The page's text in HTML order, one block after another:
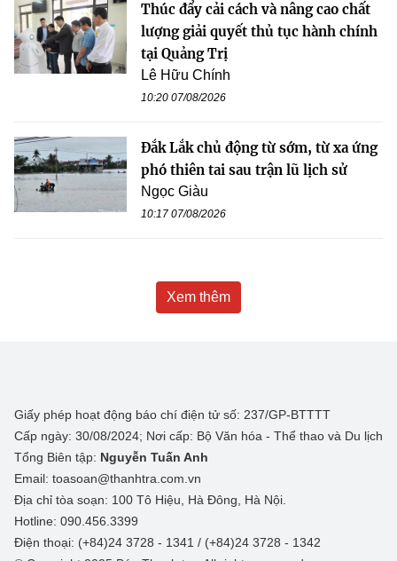
Thúc đẩy cải cách và nâng cao chất
lượng giải quyết thủ tục hành chính
tại Quảng Trị
Lê Hữu Chính
10:20 07/08/2026
Đắk Lắk chủ động từ sớm, từ xa ứng
phó thiên tai sau trận lũ lịch sử
Ngọc Giàu
10:17 07/08/2026
Xem thêm
Giấy phép hoạt động báo chí điện tử số: 237/GP-BTTTT
Cấp ngày: 30/08/2024; Nơi cấp: Bộ Văn hóa - Thể thao và Du lịch
Tổng Biên tập: Nguyễn Tuấn Anh
Email: toasoan@thanhtra.com.vn
Địa chỉ tòa soạn: 100 Tô Hiệu, Hà Đông, Hà Nội.
Hotline: 090.456.3399
Điện thoại: (+84)24 3728 - 1341 / (+84)24 3728 - 1342